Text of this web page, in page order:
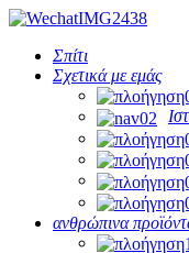
Σπίτι
Σχετικά με εμάς
ανθρώπινα